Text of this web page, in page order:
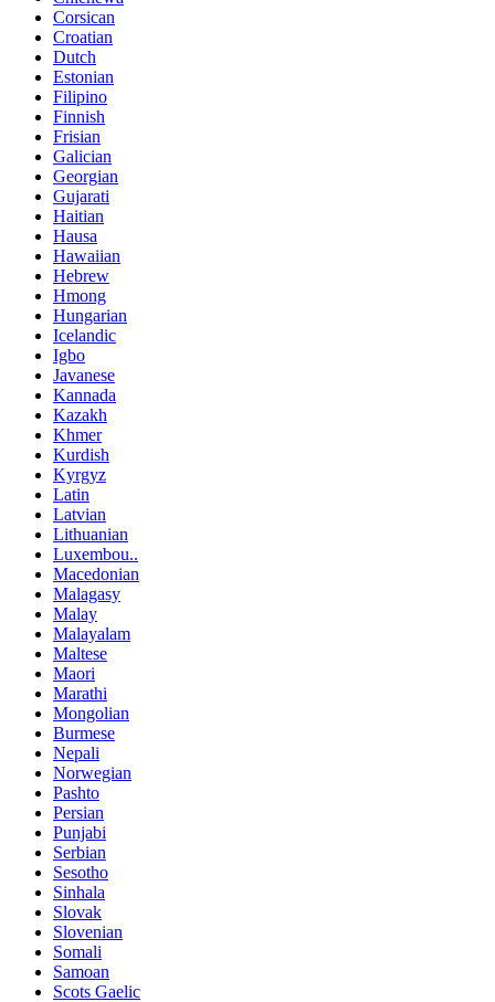
Corsican
Croatian
Dutch
Estonian
Filipino
Finnish
Frisian
Galician
Georgian
Gujarati
Haitian
Hausa
Hawaiian
Hebrew
Hmong
Hungarian
Icelandic
Igbo
Javanese
Kannada
Kazakh
Khmer
Kurdish
Kyrgyz
Latin
Latvian
Lithuanian
Luxembou..
Macedonian
Malagasy
Malay
Malayalam
Maltese
Maori
Marathi
Mongolian
Burmese
Nepali
Norwegian
Pashto
Persian
Punjabi
Serbian
Sesotho
Sinhala
Slovak
Slovenian
Somali
Samoan
Scots Gaelic